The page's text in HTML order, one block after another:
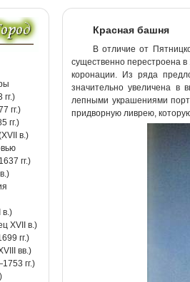
гг.)
гг.)
в.)
гг.)
в.)
XVII в.)
гг.)
вв.)
гг.)
Красная башня
В отличие от
существенно перестроена в
коронации. Из ряда
значительно увеличена в
лепными украшениями
придворную ливрею,